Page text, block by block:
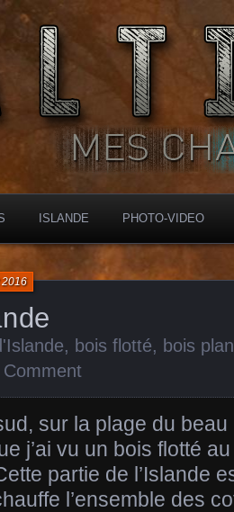
ISLANDE PHOTO-VIDEO
bois flotté, bois
sur la plage du
j’ai vu un bois flotté
partie de l’Islande
l’ensemble des